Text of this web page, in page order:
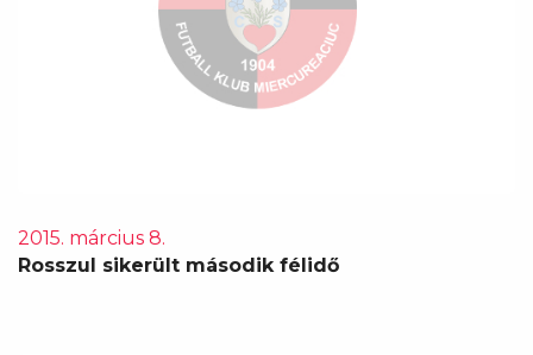
2015. március 8.
Rosszul sikerült második félidő